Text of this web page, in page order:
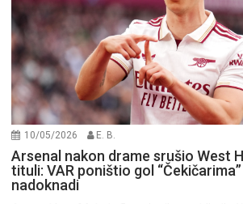
10/05/2026 E. B.
Arsenal nakon drame srušio West
tituli: VAR poništio gol
nadoknadi